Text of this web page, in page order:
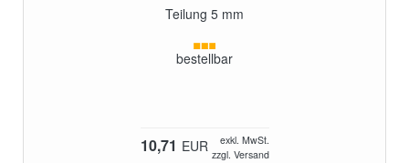
Teilung 5 mm
bestellbar
10,71 EUR
exkl. MwSt.
zzgl. Versand